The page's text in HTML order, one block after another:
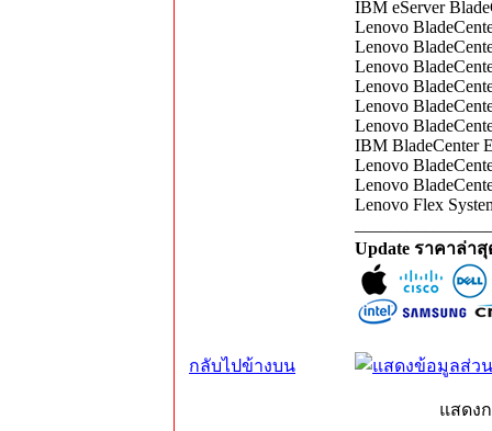
IBM eServer
Lenovo
Lenovo
Lenovo
Lenovo
Lenovo
Lenovo
IBM BladeCenter
Lenovo
Lenovo
Lenovo Flex
Update ราคาล่า
กลับไปข้างบน
แสดง